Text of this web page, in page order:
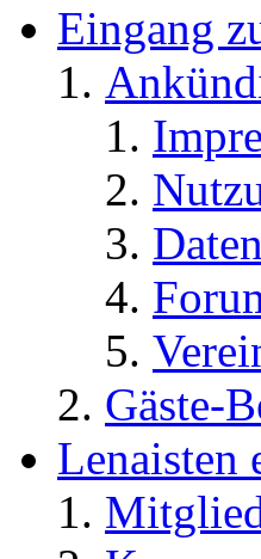
Eingang
Gäste-
Lenaisten